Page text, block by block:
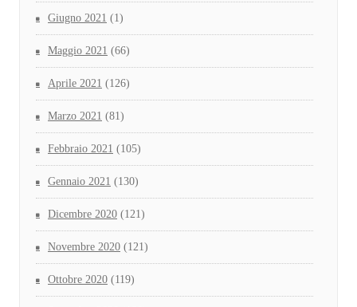
Giugno 2021 (1)
Maggio 2021 (66)
Aprile 2021 (126)
Marzo 2021 (81)
Febbraio 2021 (105)
Gennaio 2021 (130)
Dicembre 2020 (121)
Novembre 2020 (121)
Ottobre 2020 (119)